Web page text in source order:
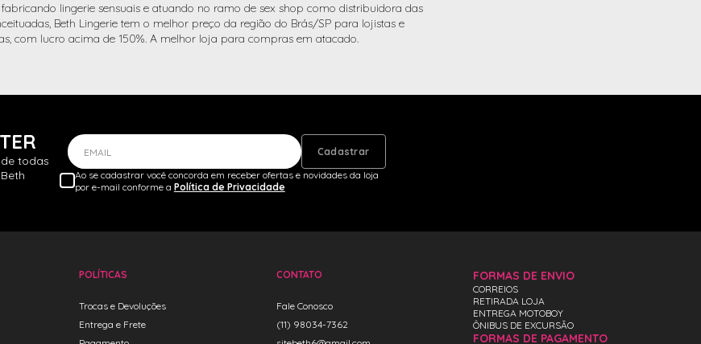
lingerie sensuais e atuando no ramo de sex shop como distribuidora das
Beth Lingerie tem o melhor preço da região do Brás/SP para lojistas e
com lucro acima de 150%. A melhor loja para compras em atacado.
todas
EMAIL
Cadastrar
Ao se cadastrar você concorda em receber ofertas e novidades da loja
por e-mail conforme a Política de Privacidade
POLÍTICAS
Trocas e Devoluções
Entrega e Frete
CONTATO
Fale Conosco
(11) 98034-7362
FORMAS DE PAGAMENTO
FORMAS DE ENVIO
CORREIOS
RETIRADA LOJA
ENTREGA MOTOBOY
ÔNIBUS DE EXCURSÃO